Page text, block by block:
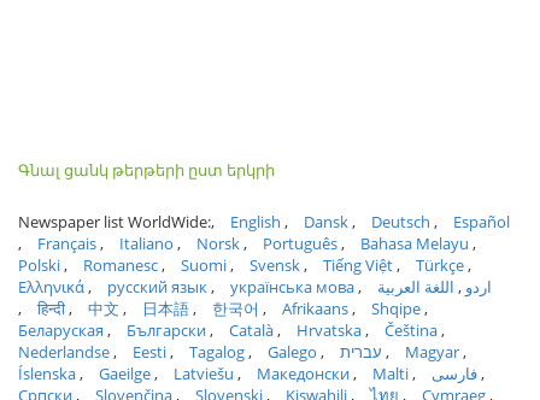
Գնալ ցանկ թերթերի ըստ երկրի
Newspaper list WorldWide: English Dansk Deutsch
Español
Français
Italiano Norsk Português
Bahasa Melayu
Polski
Romanesc Suomi Svensk Tiếng Việt
Türkçe
Ελληνικά
русский язык українська мова اردو
اللغة العربية
हिन्दी
中文 日本語 한국어 Afrikaans
Shqipe
Беларуская
Български Català Hrvatska
Čeština
Nederlandse
Eesti Tagalog Galego עברית
Magyar
Íslenska
Gaeilge Latviešu Македонски Malti
فارسی
Српски
Slovenčina Slovenski Kiswahili ไทย Cymraeg